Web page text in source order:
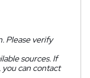
Please verify
sources. If
you can contact